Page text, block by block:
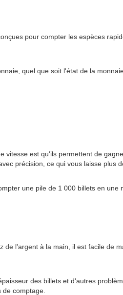
pour compter les espèces
quel que soit l'état de la
est qu'ils permettent de
précision, ce qui vous laisse plus
une pile de 1 000 billets en
l'argent à la main, il est facile de
des billets et d'autres
comptage.